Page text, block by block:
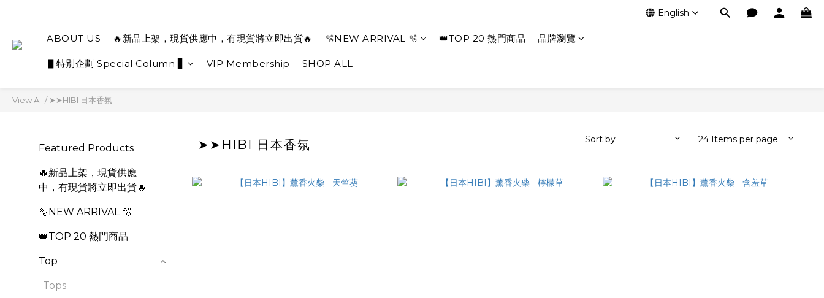
English
ABOUT US 🔥新品上架，現貨供應中，有現貨將立即出貨🔥 🫧NEW ARRIVAL 🫧 👑TOP 20 熱門商品 品牌瀏覽
▋特別企劃 Special Column ▋ VIP Membership SHOP ALL
View All / ➤➤HIBI 日本香氛
Featured Products
🔥新品上架，現貨供應
中，有現貨將立即出貨🔥
🫧NEW ARRIVAL 🫧
👑TOP 20 熱門商品
Top
Tops
➤➤HIBI 日本香氛 Sort by 24 Items per page